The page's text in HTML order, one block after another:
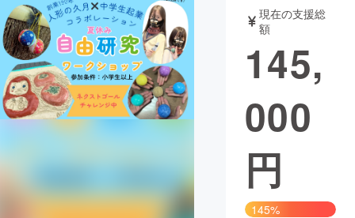
テクノロジー・ガジェット
映像・映画 書籍・雑誌
ビジネス・起業 チャレンジ
CAMPFIRE for Social Good CAMPFIRE Creation
現在の支援総
額
145,
000
円
145%